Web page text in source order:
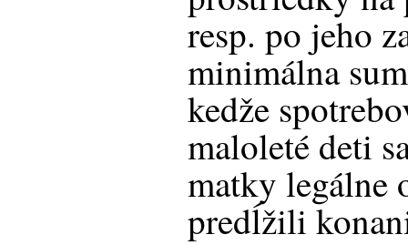
resp. po jeho
minimálna
kedže
maloleté deti
matky legálne
predĺžili